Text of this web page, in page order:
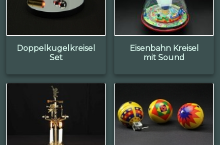
Doppelkugelkreisel
Set
Eisenbahn Kreisel
mit Sound